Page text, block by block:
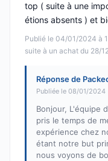
Publié le 04/01/2024 à
suite à un achat du 28/
top ( suite à une
étions absents ) et
Réponse de
Publiée le 08/01/2024
Bonjour, L'équipe
pris le temps de
expérience chez
étant notre but
nous voyons de